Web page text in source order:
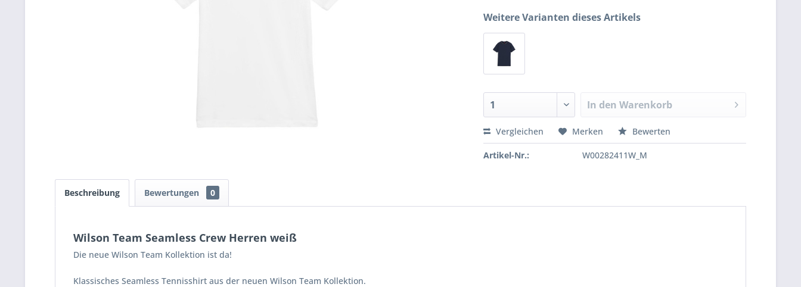
Weitere Varianten dieses Artikels
In den Warenkorb
Vergleichen Merken Bewerten
Artikel-Nr.: W00282411W_M
Beschreibung Bewertungen 0
Wilson Team Seamless Crew Herren weiß
Die neue Wilson Team Kollektion ist da!
Klassisches Seamless Tennisshirt aus der neuen Wilson Team Kollektion.